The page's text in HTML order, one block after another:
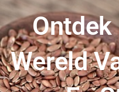
Ontdek
Wereld